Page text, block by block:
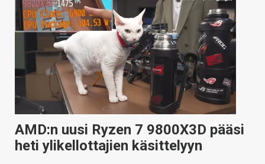
AMD:n uusi Ryzen 7 9800X3D pääsi
heti ylikellottajien käsittelyyn